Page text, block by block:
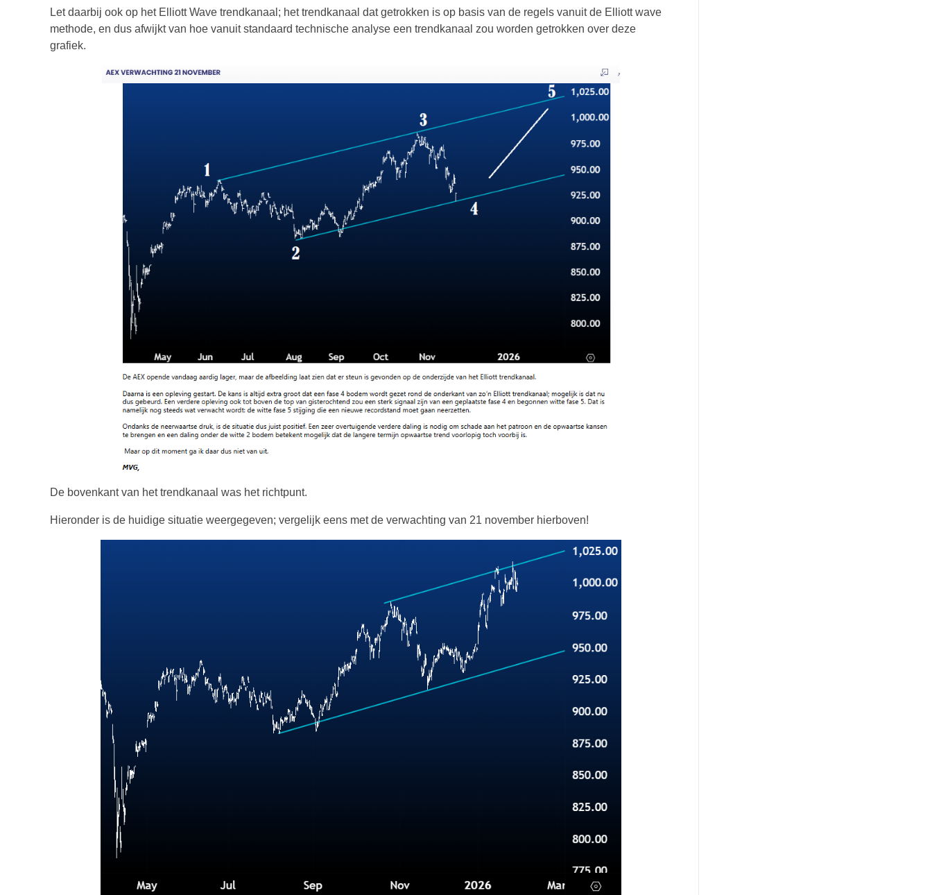
Let daarbij ook op het Elliott Wave trendkanaal; het trendkanaal dat getrokken is op basis van de regels vanuit de Elliott wave
methode, en dus afwijkt van hoe vanuit standaard technische analyse een trendkanaal zou worden getrokken over deze
grafiek.
De bovenkant van het trendkanaal was het richtpunt.
Hieronder is de huidige situatie weergegeven; vergelijk eens met de verwachting van 21 november hierboven!